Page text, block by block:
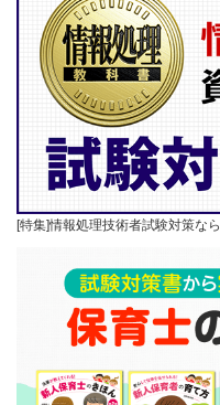
[特集]情報処理技術者試験対策な